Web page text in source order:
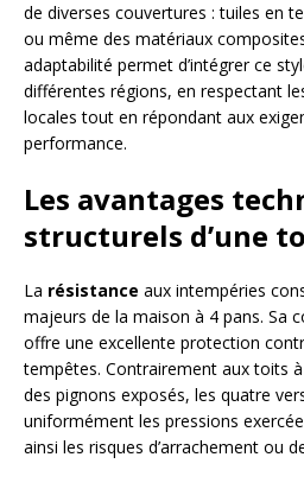
de diverses couvertures : tuiles en
ou même des matériaux
adaptabilité permet d’intégrer ce
différentes régions, en respectant
locales tout en répondant aux
performance.
Les avantages
structurels d’une
La résistance aux intempéries
majeurs de la maison à 4 pans. Sa
offre une excellente protection
tempêtes. Contrairement aux toits
des pignons exposés, les quatre
uniformément les pressions
ainsi les risques d’arrachement ou